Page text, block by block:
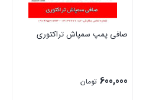
صافی پمپ سمپاش تراکتوری
600,000 تومان